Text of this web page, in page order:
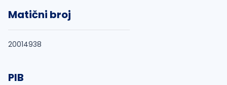
Matični broj
20014938
PIB